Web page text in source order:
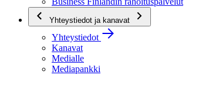
Yhteystiedot ja kanavat
Yhteystiedot
Kanavat
Medialle
Mediapankki